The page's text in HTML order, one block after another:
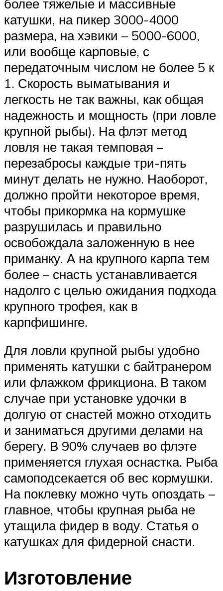
более тяжелые и массивные
катушки, на пикер 3000-4000
размера, на хэвики – 5000-6000,
или вообще карповые, с
передаточным числом не более 5 к
1. Скорость выматывания и
легкость не так важны, как общая
надежность и мощность (при ловле
крупной рыбы). На флэт метод
ловля не такая темповая –
перезабросы каждые три-пять
минут делать не нужно. Наоборот,
должно пройти некоторое время,
чтобы прикормка на кормушке
разрушилась и правильно
освобождала заложенную в нее
приманку. А на крупного карпа тем
более – снасть устанавливается
надолго с целью ожидания подхода
крупного трофея, как в
карпфишинге.
Для ловли крупной рыбы удобно
применять катушки с байтранером
или флажком фрикциона. В таком
случае при установке удочки в
долгую от снастей можно отходить
и заниматься другими делами на
берегу. В 90% случаев во флэте
применяется глухая оснастка. Рыба
самоподсекается об вес кормушки.
На поклевку можно чуть опоздать –
главное, чтобы крупная рыба не
утащила фидер в воду. Статья о
катушках для фидерной снасти.
Изготовление